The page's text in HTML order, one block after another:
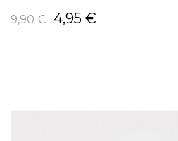
9,90 € 4,95 €